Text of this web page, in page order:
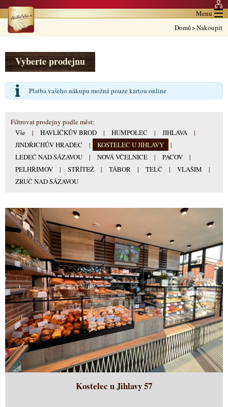
Menu
Domů>Nakoupit
Vyberte prodejnu
Platba vašeho nákupu možná pouze kartou online
Filtrovat prodejny podle měst:
Vše
| HAVLÍČKŮV BROD | HUMPOLEC | JIHLAVA
|
JINDŘICHŮV HRADEC
| KOSTELEC U JIHLAVY
|
LEDEČ NAD SÁZAVOU
| NOVÁ VČELNICE | PACOV
|
PELHŘIMOV
| STŘÍTEŽ | TÁBOR | TELČ | VLAŠIM
|
ZRUČ NAD SÁZAVOU
Kostelec u Jihlavy 57